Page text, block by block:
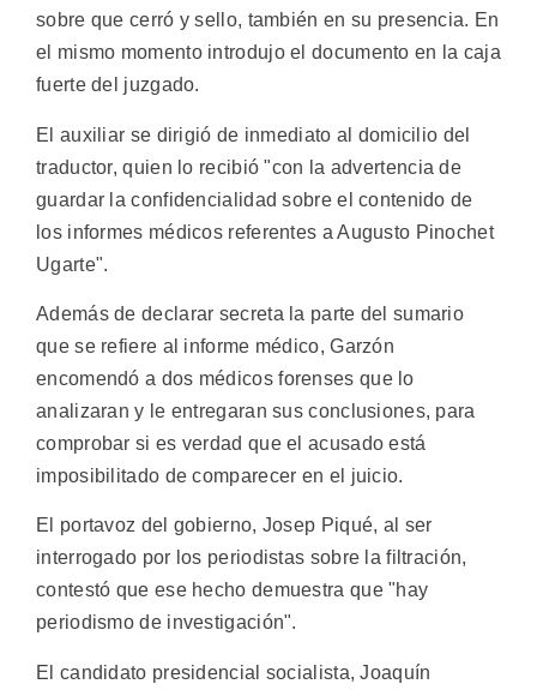
sobre que cerró y sello, también en su presencia. En
el mismo momento introdujo el documento en la caja
fuerte del juzgado.
El auxiliar se dirigió de inmediato al domicilio del
traductor, quien lo recibió "con la advertencia de
guardar la confidencialidad sobre el contenido de
los informes médicos referentes a Augusto Pinochet
Ugarte".
Además de declarar secreta la parte del sumario
que se refiere al informe médico, Garzón
encomendó a dos médicos forenses que lo
analizaran y le entregaran sus conclusiones, para
comprobar si es verdad que el acusado está
imposibilitado de comparecer en el juicio.
El portavoz del gobierno, Josep Piqué, al ser
interrogado por los periodistas sobre la filtración,
contestó que ese hecho demuestra que "hay
periodismo de investigación".
El candidato presidencial socialista, Joaquín